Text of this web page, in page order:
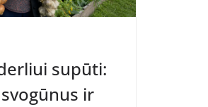
supūti:
ir